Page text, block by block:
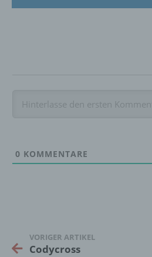
0 KOMMENTARE
VORIGER ARTIKEL
Codycross
verarbeitet.
Empfänger ist eine
bestimmten
dem Unionsrecht oder